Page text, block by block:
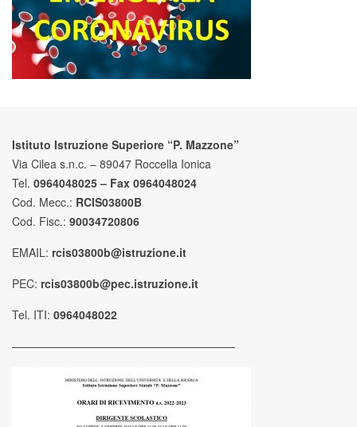
Istituto Istruzione Superiore “P. Mazzone”
Via Cilea s.n.c. – 89047 Roccella Ionica
Tel. 0964048025 – Fax 0964048024
Cod. Mecc.: RCIS03800B
Cod. Fisc.: 90034720806
EMAIL: rcis03800b@istruzione.it
PEC: rcis03800b@pec.istruzione.it
Tel. ITI: 0964048022
————————————————————